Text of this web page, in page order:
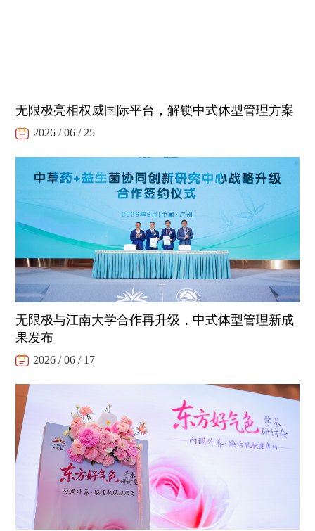
无限极亮相权威国际平台，解锁中式体型管理方案
2026 / 06 / 25
无限极与江南大学合作再升级，中式体型管理新成
果发布
2026 / 06 / 17